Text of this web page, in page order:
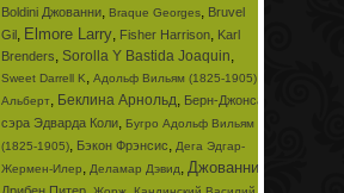
Boldini Джованни, Braque Georges, Bruvel
Gil, Elmore Larry, Fisher Harrison, Karl
Brenders, Sorolla Y Bastida Joaquin,
Sweet Darrell K, Адольф Вильям (1825-1905)
Альберт, Беклина Арнольд, Берн-Джонса
сэра Эдварда Коли, Бугро Адольф Вильям
(1825-1905), Бэкон Фрэнсис, Дега Эдгар-
Жермен-Илер, Деламар Дэвид, Джованни